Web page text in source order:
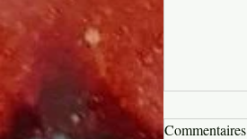
Commentaires